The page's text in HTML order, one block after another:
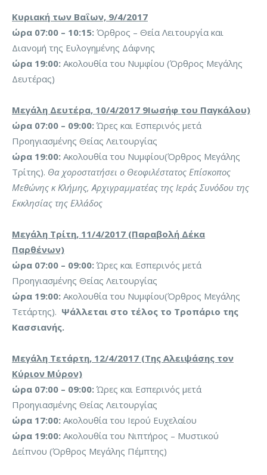
Κυριακή των Βαΐων, 9/4/2017
ώρα 07:00 – 10:15: Όρθρος – Θεία Λειτουργία και
Διανομή της Ευλογημένης Δάφνης
ώρα 19:00: Ακολουθία του Νυμφίου (Όρθρος Μεγάλης
Δευτέρας)
Μεγάλη Δευτέρα, 10/4/2017 9Ιωσήφ του Παγκάλου)
ώρα 07:00 – 09:00: Ώρες και Εσπερινός μετά
Προηγιασμένης Θείας Λειτουργίας
ώρα 19:00: Ακολουθία του Νυμφίου(Όρθρος Μεγάλης
Τρίτης). Θα χοροστατήσει ο Θεοφιλέστατος Επίσκοπος
Μεθώνης κ Κλήμης, Αρχιγραμματέας της Ιεράς Συνόδου της
Εκκλησίας της Ελλάδος
Μεγάλη Τρίτη, 11/4/2017 (Παραβολή Δέκα
Παρθένων)
ώρα 07:00 – 09:00: Ώρες και Εσπερινός μετά
Προηγιασμένης Θείας Λειτουργίας
ώρα 19:00: Ακολουθία του Νυμφίου(Όρθρος Μεγάλης
Τετάρτης). Ψάλλεται στο τέλος το Τροπάριο της
Κασσιανής.
Μεγάλη Τετάρτη, 12/4/2017 (Της Αλειψάσης τον
Κύριον Μύρον)
ώρα 07:00 – 09:00: Ώρες και Εσπερινός μετά
Προηγιασμένης Θείας Λειτουργίας
ώρα 17:00: Ακολουθία του Ιερού Ευχελαίου
ώρα 19:00: Ακολουθία του Νιπτήρος – Μυστικού
Δείπνου (Όρθρος Μεγάλης Πέμπτης)